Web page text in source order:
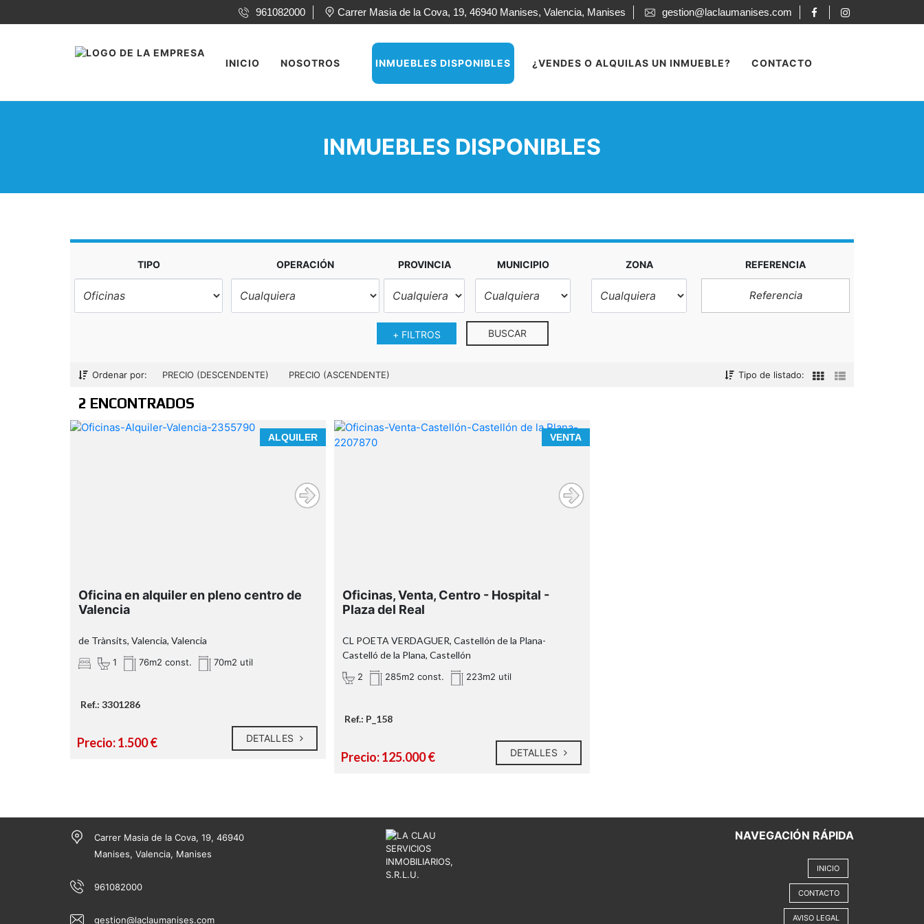
961082000 Carrer Masia de la Cova, 19, 46940 Manises, Valencia, Manises gestion@laclaumanises.com
INICIO NOSOTROS INMUEBLES DISPONIBLES ¿VENDES O ALQUILAS UN INMUEBLE? CONTACTO
INMUEBLES DISPONIBLES
TIPO OPERACIÓN PROVINCIA MUNICIPIO ZONA REFERENCIA
+ FILTROS BUSCAR
Ordenar por: PRECIO (DESCENDENTE) PRECIO (ASCENDENTE) Tipo de listado:
2 ENCONTRADOS
ALQUILER
Oficina en alquiler en pleno centro de
Valencia
de Trànsits, Valencia, Valencia
1 76m2 const. 70m2 util
Ref.: 3301286
Precio: 1.500 € DETALLES
VENTA
Oficinas, Venta, Centro - Hospital -
Plaza del Real
CL POETA VERDAGUER, Castellón de la Plana-
Castelló de la Plana, Castellón
2 285m2 const. 223m2 util
Ref.: P_158
Precio: 125.000 € DETALLES
Carrer Masia de la Cova, 19, 46940
Manises, Valencia, Manises
961082000
gestion@laclaumanises.com
NAVEGACIÓN RÁPIDA
INICIO
CONTACTO
AVISO LEGAL